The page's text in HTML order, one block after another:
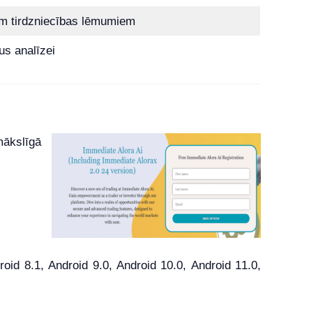
tirdzniecības lēmumiem
analīzei
8.1, Android 9.0, Android 10.0, Android 11.0,